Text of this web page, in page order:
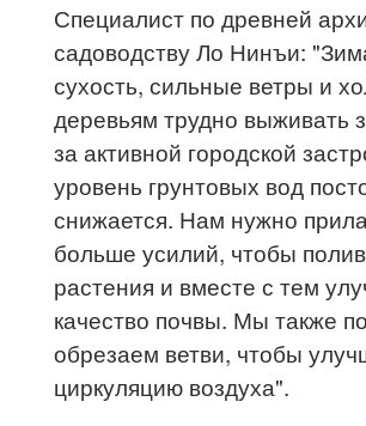
Специалист по древней
садоводству Ло Нинъи:
сухость, сильные ветры и
деревьям трудно выживать
за активной городской
уровень грунтовых вод
снижается. Нам нужно
больше усилий, чтобы
растения и вместе с тем
качество почвы. Мы также
обрезаем ветви, чтобы
циркуляцию воздуха".